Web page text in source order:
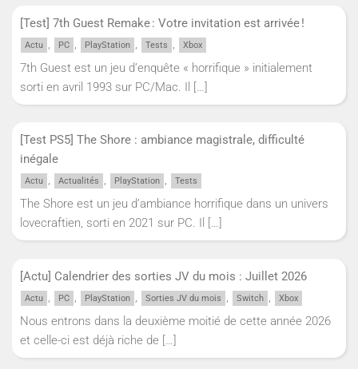
[Test] 7th Guest Remake : Votre invitation est arrivée !
Actu , PC , PlayStation , Tests , Xbox
7th Guest est un jeu d’enquête « horrifique » initialement
sorti en avril 1993 sur PC/Mac. Il […]
[Test PS5] The Shore : ambiance magistrale, difficulté
inégale
Actu , Actualités , PlayStation , Tests
The Shore est un jeu d’ambiance horrifique dans un univers
lovecraftien, sorti en 2021 sur PC. Il
[…]
[Actu] Calendrier des sorties JV du mois : Juillet 2026
Actu , PC , PlayStation , Sorties JV du mois , Switch , Xbox
Nous entrons dans la deuxième moitié de cette année 2026
et celle-ci est déjà riche de […]